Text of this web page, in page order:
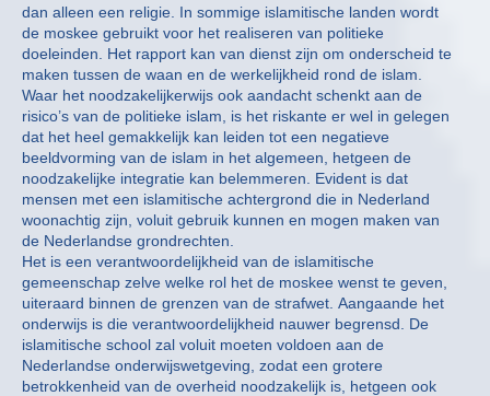
dan alleen een religie. In sommige islamitische landen wordt
de moskee gebruikt voor het realiseren van politieke
doeleinden. Het rapport kan van dienst zijn om onderscheid te
maken tussen de waan en de werkelijkheid rond de islam.
Waar het noodzakelijkerwijs ook aandacht schenkt aan de
risico’s van de politieke islam, is het riskante er wel in gelegen
dat het heel gemakkelijk kan leiden tot een negatieve
beeldvorming van de islam in het algemeen, hetgeen de
noodzakelijke integratie kan belemmeren. Evident is dat
mensen met een islamitische achtergrond die in Nederland
woonachtig zijn, voluit gebruik kunnen en mogen maken van
de Nederlandse grondrechten.
Het is een verantwoordelijkheid van de islamitische
gemeenschap zelve welke rol het de moskee wenst te geven,
uiteraard binnen de grenzen van de strafwet. Aangaande het
onderwijs is die verantwoordelijkheid nauwer begrensd. De
islamitische school zal voluit moeten voldoen aan de
Nederlandse onderwijswetgeving, zodat een grotere
betrokkenheid van de overheid noodzakelijk is, hetgeen ook